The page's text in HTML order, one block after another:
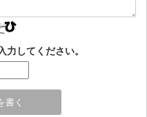
力してください。